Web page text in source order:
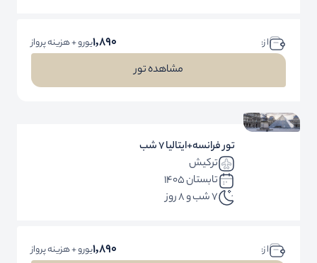
ا ز: 1,890یورو + هزینه پرواز
مشاهده تور
تور فرانسه+ایتالیا 7 شب
ترکیش
تابستان 1405
7 شب و 8 روز
ا ز: 1,890یورو + هزینه پرواز